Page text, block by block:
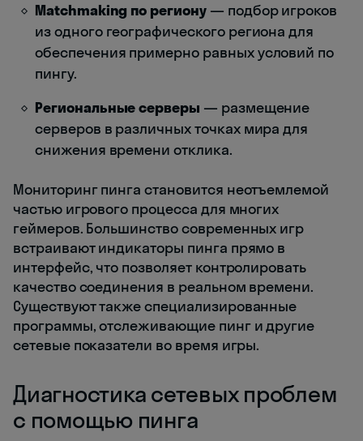
Matchmaking по региону— подбор игроков
из одного географического региона для
обеспечения примерно равных условий по
пингу.
Региональные серверы — размещение
серверов в различных точках мира для
снижения времени отклика.
Мониторинг пинга становится неотъемлемой
частью игрового процесса для многих
геймеров. Большинство современных игр
встраивают индикаторы пинга прямо в
интерфейс, что позволяет контролировать
качество соединения в реальном времени.
Существуют также специализированные
программы, отслеживающие пинг и другие
сетевые показатели во время игры.
Диагностика сетевых проблем
с помощью пинга